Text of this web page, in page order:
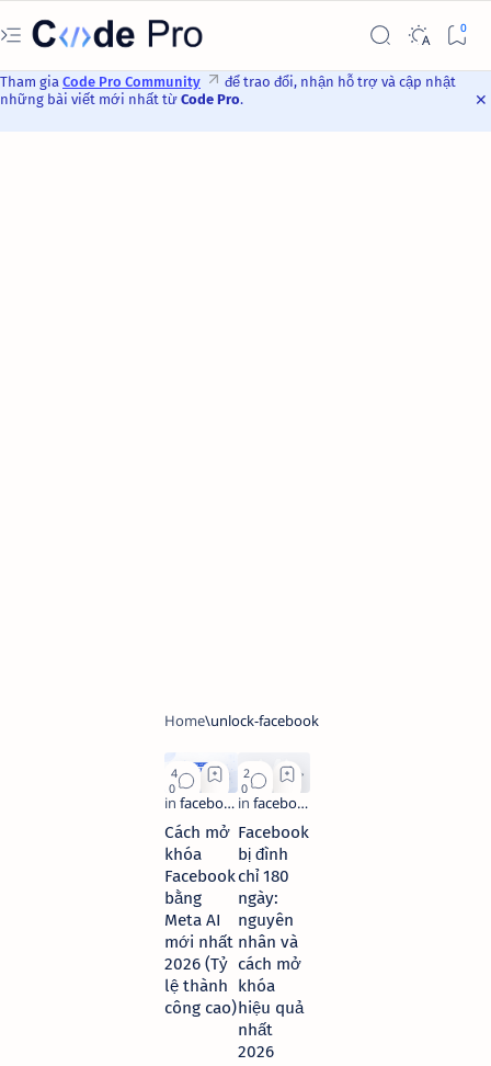
Tham gia Code Pro Community
để trao đổi, nhận hỗ trợ và cập nhật
những bài viết mới nhất từ Code Pro.
Cách mở
khóa
Facebook
bằng
Meta AI
mới nhất
2026 (Tỷ
lệ thành
công cao)
Facebook
bị đình
chỉ 180
ngày:
nguyên
nhân và
cách mở
khóa
hiệu quả
nhất
2026